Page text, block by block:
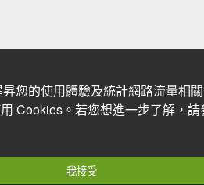
分享
您的使用體驗及統計網路流量相
Cookies。若您想進一步了解，
我接受